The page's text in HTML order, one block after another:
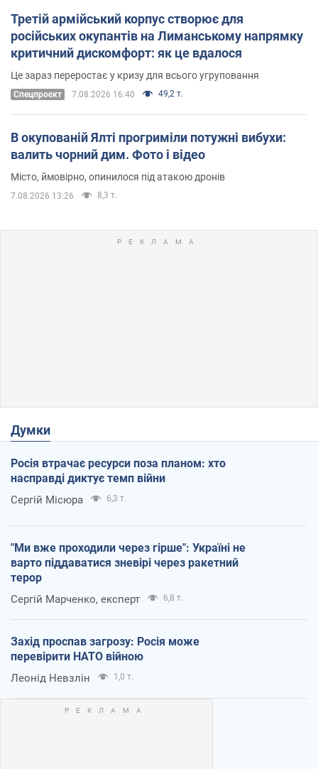
Третій армійський корпус створює для
російських окупантів на Лиманському напрямку
критичний дискомфорт: як це вдалося
Це зараз переростає у кризу для всього угруповання
Cпецпроєкт 7.08.2026 16:40 49,2 т.
В окупованій Ялті прогриміли потужні вибухи:
валить чорний дим. Фото і відео
Місто, ймовірно, опинилося під атакою дронів
7.08.2026 13:26 8,3 т.
Думки
Росія втрачає ресурси поза планом: хто
насправді диктує темп війни
Сергій Місюра 6,3 т.
"Ми вже проходили через гірше": Україні не
варто піддаватися зневірі через ракетний
терор
Сергій Марченко, експерт 6,8 т.
Захід проспав загрозу: Росія може
перевірити НАТО війною
Леонід Невзлін 1,0 т.